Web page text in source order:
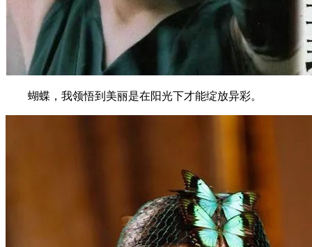
蝴蝶，我领悟到美丽是在阳光下才能绽放异彩。